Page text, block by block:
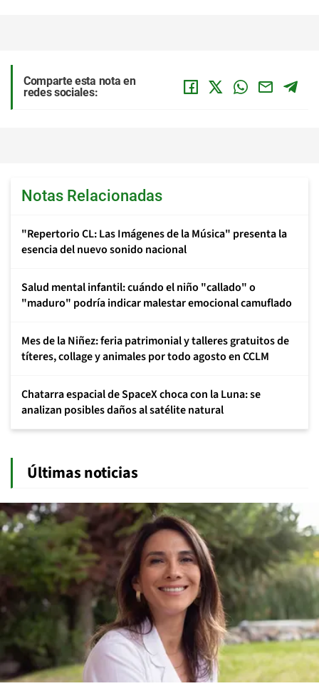
Comparte esta nota en
redes sociales:
Notas Relacionadas
"Repertorio CL: Las Imágenes de la Música" presenta la
esencia del nuevo sonido nacional
Salud mental infantil: cuándo el niño "callado" o
"maduro" podría indicar malestar emocional camuflado
Mes de la Niñez: feria patrimonial y talleres gratuitos de
títeres, collage y animales por todo agosto en CCLM
Chatarra espacial de SpaceX choca con la Luna: se
analizan posibles daños al satélite natural
Últimas noticias